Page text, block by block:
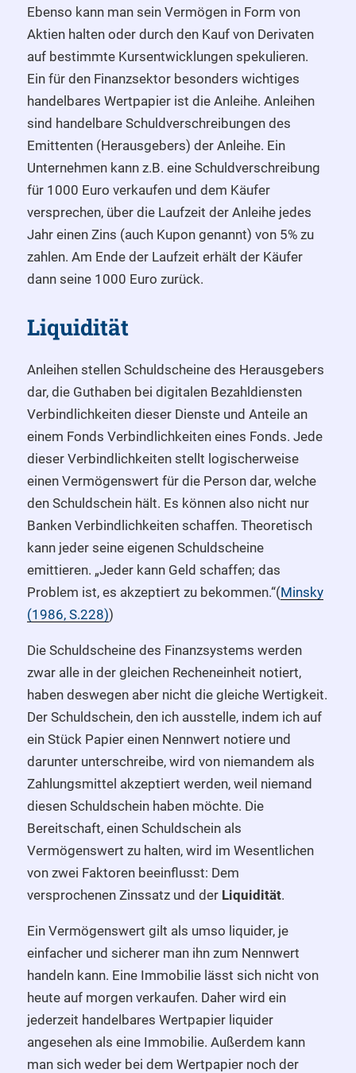
Ebenso kann man sein Vermögen in Form von
Aktien halten oder durch den Kauf von Derivaten
auf bestimmte Kursentwicklungen spekulieren.
Ein für den Finanzsektor besonders wichtiges
handelbares Wertpapier ist die Anleihe. Anleihen
sind handelbare Schuldverschreibungen des
Emittenten (Herausgebers) der Anleihe. Ein
Unternehmen kann z.B. eine Schuldverschreibung
für 1000 Euro verkaufen und dem Käufer
versprechen, über die Laufzeit der Anleihe jedes
Jahr einen Zins (auch Kupon genannt) von 5% zu
zahlen. Am Ende der Laufzeit erhält der Käufer
dann seine 1000 Euro zurück.
Liquidität
Anleihen stellen Schuldscheine des Herausgebers
dar, die Guthaben bei digitalen Bezahldiensten
Verbindlichkeiten dieser Dienste und Anteile an
einem Fonds Verbindlichkeiten eines Fonds. Jede
dieser Verbindlichkeiten stellt logischerweise
einen Vermögenswert für die Person dar, welche
den Schuldschein hält. Es können also nicht nur
Banken Verbindlichkeiten schaffen. Theoretisch
kann jeder seine eigenen Schuldscheine
emittieren. „Jeder kann Geld schaffen; das
Problem ist, es akzeptiert zu bekommen.“(Minsky
(1986, S.228))
Die Schuldscheine des Finanzsystems werden
zwar alle in der gleichen Recheneinheit notiert,
haben deswegen aber nicht die gleiche Wertigkeit.
Der Schuldschein, den ich ausstelle, indem ich auf
ein Stück Papier einen Nennwert notiere und
darunter unterschreibe, wird von niemandem als
Zahlungsmittel akzeptiert werden, weil niemand
diesen Schuldschein haben möchte. Die
Bereitschaft, einen Schuldschein als
Vermögenswert zu halten, wird im Wesentlichen
von zwei Faktoren beeinflusst: Dem
versprochenen Zinssatz und der Liquidität.
Ein Vermögenswert gilt als umso liquider, je
einfacher und sicherer man ihn zum Nennwert
handeln kann. Eine Immobilie lässt sich nicht von
heute auf morgen verkaufen. Daher wird ein
jederzeit handelbares Wertpapier liquider
angesehen als eine Immobilie. Außerdem kann
man sich weder bei dem Wertpapier noch der